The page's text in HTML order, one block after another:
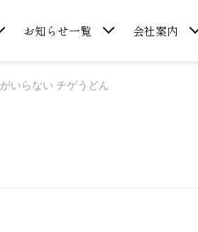
お知らせ一覧 会社案内
いらない チゲうどん